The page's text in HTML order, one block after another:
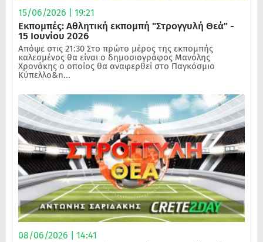
15/06/2026 | 19:21
Εκπομπές: Αθλητική εκπομπή "Στρογγυλή Θεά" -
15 Ιουνίου 2026
Απόψε στις 21:30 Στο πρώτο μέρος της εκπομπής
καλεσμένος θα είναι ο δημοσιογράφος Μανόλης
Χρονάκης ο οποίος θα αναφερθεί στο Παγκόσμιο
Κύπελλο&n...
08/06/2026 | 14:41